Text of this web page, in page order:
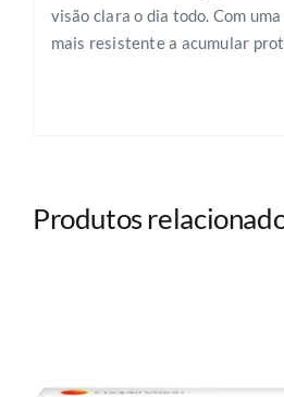
visão clara o dia todo. Com
mais resistente a acumular
Produtos